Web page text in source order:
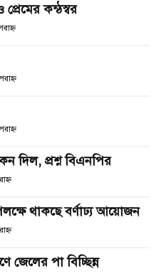
কন্ঠস্বর
দিল, প্রশ্ন বিএনপির
থাকছে বর্ণাঢ্য আয়োজন
জেলের পা বিচ্ছিন্ন